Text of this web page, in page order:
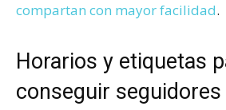
compartan con mayor facilidad.
Horarios y etiquetas
conseguir seguidores